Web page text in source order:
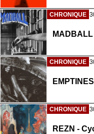
CHRONIQUE
CHRONIQUE
CHRONIQUE
REZN -